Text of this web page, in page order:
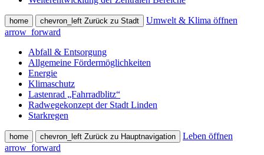
home chevron_left Zurück zu Stadt
Umwelt & Klima öffnen
arrow_forward
Abfall & Entsorgung
Allgemeine Fördermöglichkeiten
Energie
Klimaschutz
Lastenrad „Fahrradblitz“
Radwegekonzept der Stadt Linden
Starkregen
home chevron_left Zurück zu Hauptnavigation
Leben öffnen
arrow_forward